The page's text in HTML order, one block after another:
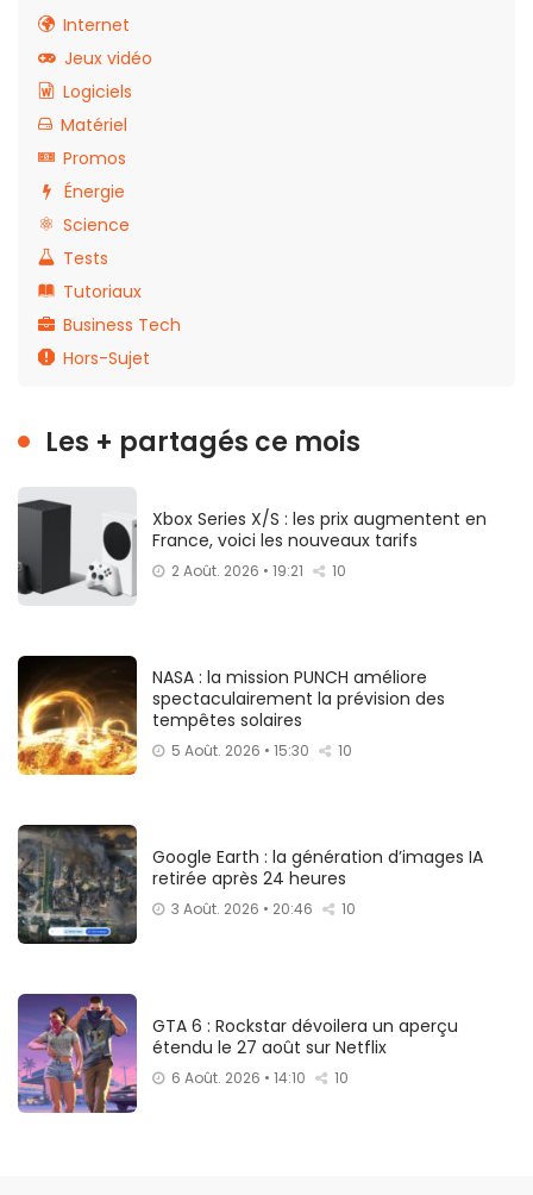
Internet
Jeux vidéo
Logiciels
Matériel
Promos
Énergie
Science
Tests
Tutoriaux
Business Tech
Hors-Sujet
Les + partagés ce mois
Xbox Series X/S : les prix augmentent en
France, voici les nouveaux tarifs
2 Août. 2026 • 19:21 10
NASA : la mission PUNCH améliore
spectaculairement la prévision des
tempêtes solaires
5 Août. 2026 • 15:30 10
Google Earth : la génération d’images IA
retirée après 24 heures
3 Août. 2026 • 20:46 10
GTA 6 : Rockstar dévoilera un aperçu
étendu le 27 août sur Netflix
6 Août. 2026 • 14:10 10